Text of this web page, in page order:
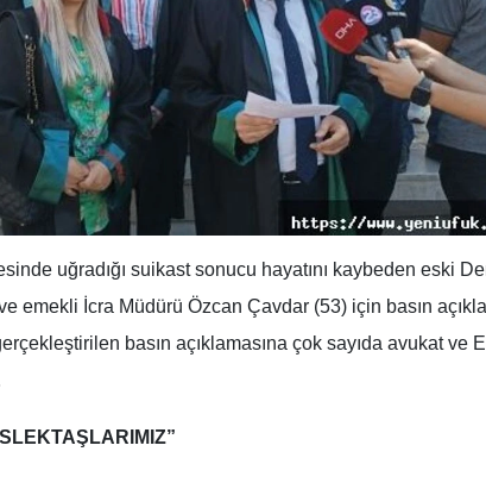
uğradığı suikast sonucu hayatını kaybeden eski
emekli İcra Müdürü Özcan Çavdar (53) için basın
basın açıklamasına çok sayıda avukat ve